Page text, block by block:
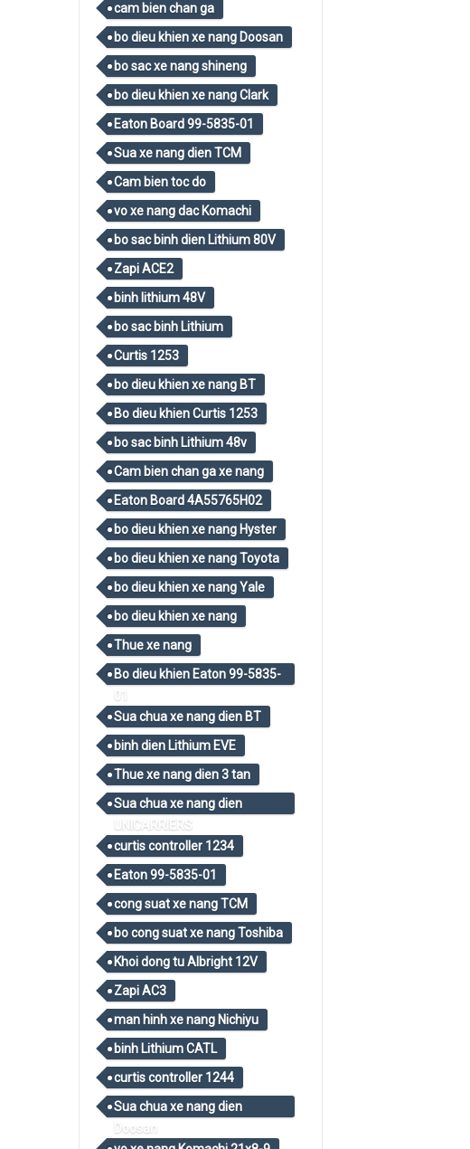
cam bien chan ga
bo dieu khien xe nang Doosan
bo sac xe nang shineng
bo dieu khien xe nang Clark
Eaton Board 99-5835-01
Sua xe nang dien TCM
Cam bien toc do
vo xe nang dac Komachi
bo sac binh dien Lithium 80V
Zapi ACE2
binh lithium 48V
bo sac binh Lithium
Curtis 1253
bo dieu khien xe nang BT
Bo dieu khien Curtis 1253
bo sac binh Lithium 48v
Cam bien chan ga xe nang
Eaton Board 4A55765H02
bo dieu khien xe nang Hyster
bo dieu khien xe nang Toyota
bo dieu khien xe nang Yale
bo dieu khien xe nang
Thue xe nang
Bo dieu khien Eaton 99-5835-
01
Sua chua xe nang dien BT
binh dien Lithium EVE
Thue xe nang dien 3 tan
Sua chua xe nang dien
UNICARRIERS
curtis controller 1234
Eaton 99-5835-01
cong suat xe nang TCM
bo cong suat xe nang Toshiba
Khoi dong tu Albright 12V
Zapi AC3
man hinh xe nang Nichiyu
binh Lithium CATL
curtis controller 1244
Sua chua xe nang dien
Doosan